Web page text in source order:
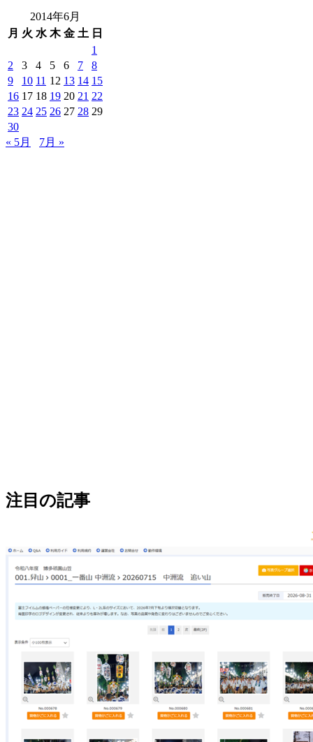
2014年6月
月 火 水 木 金 土 日
1
2
3 4 5 6 7
8
9
10 11 12 13 14 15
16 17 18 19 20 21 22
23 24 25 26 27 28 29
30
« 5月
7月 »
注目の記事